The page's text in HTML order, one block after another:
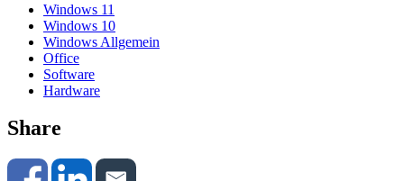
Windows 11
Windows 10
Windows Allgemein
Office
Software
Hardware
Share